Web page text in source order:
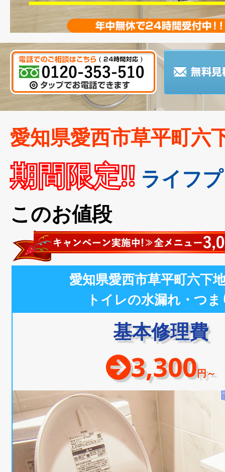
愛知県愛西市草平町六
期間限定!! ライフ
このお値段
愛知県愛西市草平町六下
トイレの水漏れ・つま
基本修理費
3,300円～